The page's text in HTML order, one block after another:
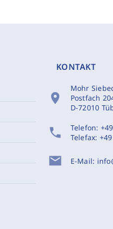
KONTAKT
location_on
Mohr
Postfach
D-72010
phone Telefon:
Telefax:
mail E-Mail: